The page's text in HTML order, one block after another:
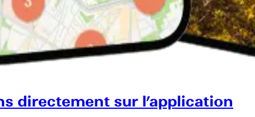
directement sur l’application